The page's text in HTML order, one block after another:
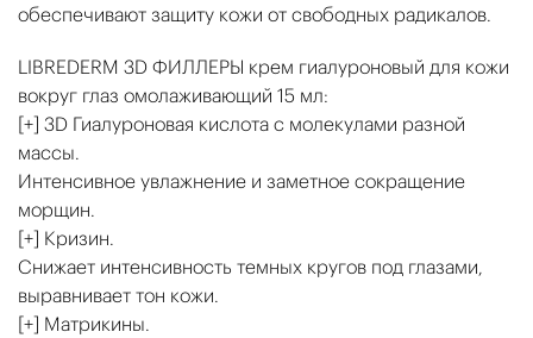
обеспечивают защиту кожи от свободных радикалов.
LIBREDERM 3D ФИЛЛЕРЫ крем гиалуроновый для кожи
вокруг глаз омолаживающий 15 мл:
[+] 3D Гиалуроновая кислота c молекулами разной
массы.
Интенсивное увлажнение и заметное сокращение
морщин.
[+] Кризин.
Снижает интенсивность темных кругов под глазами,
выравнивает тон кожи.
[+] Матрикины.